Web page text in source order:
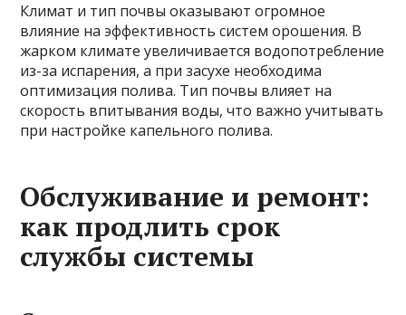
Климат и тип почвы оказывают огромное
влияние на эффективность систем орошения. В
жарком климате увеличивается водопотребление
из-за испарения, а при засухе необходима
оптимизация полива. Тип почвы влияет на
скорость впитывания воды, что важно учитывать
при настройке капельного полива.
Обслуживание и ремонт:
как продлить срок
службы системы